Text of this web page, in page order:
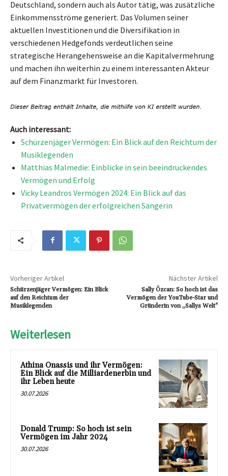
Deutschland, sondern auch als Autor tätig, was zusätzliche
Einkommensströme generiert. Das Volumen seiner
aktuellen Investitionen und die Diversifikation in
verschiedenen Hedgefonds verdeutlichen seine
strategische Herangehensweise an die Kapitalvermehrung
und machen ihn weiterhin zu einem interessanten Akteur
auf dem Finanzmarkt für Investoren.
Auch interessant:
Schürzenjäger Vermögen: Ein Blick auf den Reichtum der
Musiklegenden
Matthias Malmedie: Einblicke in sein beeindruckendes
Vermögen und Erfolg
Vicky Leandros Vermögen 2024: Ein Blick auf das
Privatvermögen der erfolgreichen Sängerin
Vorheriger Artikel
Schürzenjäger Vermögen: Ein Blick
auf den Reichtum der
Musiklegenden
Nächster Artikel
Sally Özcan: So hoch ist das
Vermögen der YouTube-Star und
Gründerin von „Sallys Welt“
Weiterlesen
Athina Onassis und ihr Vermögen:
Ein Blick auf die Milliardenerbin und
ihr Leben heute
30.07.2026
Donald Trump: So hoch ist sein
Vermögen im Jahr 2024
30.07.2026